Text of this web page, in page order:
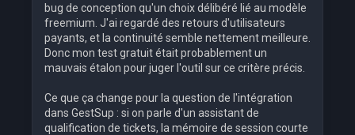
bug de conception qu'un choix délibéré lié au modèle
freemium. J'ai regardé des retours d'utilisateurs
payants, et la continuité semble nettement meilleure.
Donc mon test gratuit était probablement un
mauvais étalon pour juger l'outil sur ce critère précis.
Ce que ça change pour la question de l'intégration
dans GestSup : si on parle d'un assistant de
qualification de tickets, la mémoire de session courte